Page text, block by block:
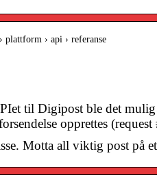
› api › referanse
til Digipost ble det mulig
opprettes
Motta all viktig post på